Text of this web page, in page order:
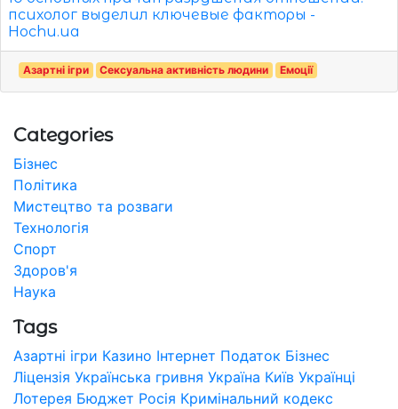
психолог выделил ключевые факторы -
Hochu.ua
Азартні ігри Сексуальна активність людини Емоції
Categories
Бізнес
Політика
Мистецтво та розваги
Технологія
Спорт
Здоров'я
Наука
Tags
Азартні ігри Казино Інтернет Податок Бізнес
Ліцензія Українська гривня Україна Київ Українці
Лотерея Бюджет Росія Кримінальний кодекс